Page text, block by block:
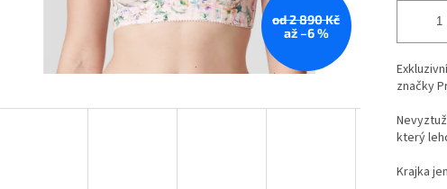
od 2 890 Kč
až –6 %
značky
který
Krajka